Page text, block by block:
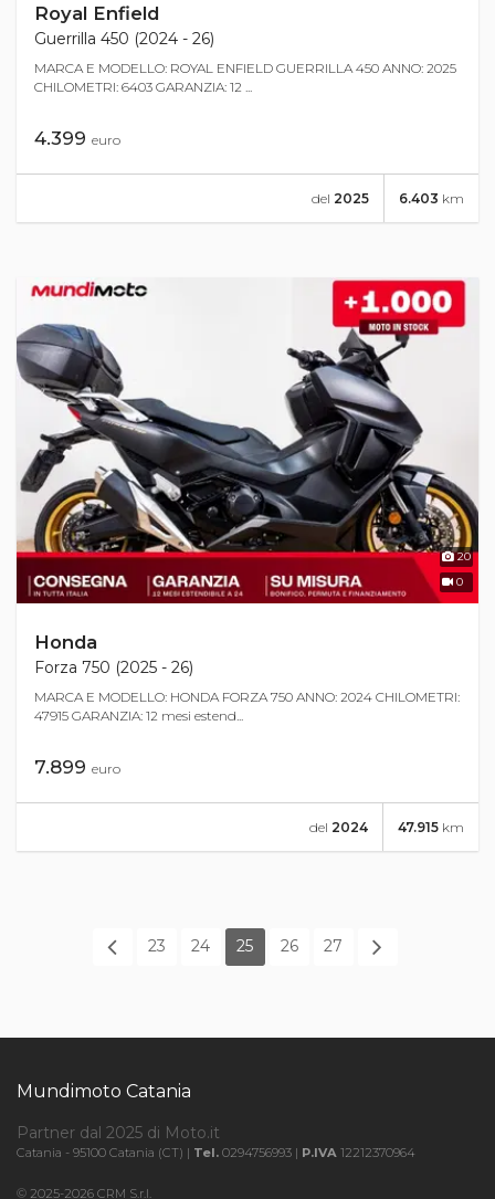
Royal Enfield
Guerrilla 450 (2024 - 26)
MARCA E MODELLO: ROYAL ENFIELD GUERRILLA 450 ANNO: 2025
CHILOMETRI: 6403 GARANZIA: 12 ...
4.399 euro
6.403 km
del 2025
20
0
Honda
Forza 750 (2025 - 26)
MARCA E MODELLO: HONDA FORZA 750 ANNO: 2024 CHILOMETRI:
47915 GARANZIA: 12 mesi estend...
7.899 euro
47.915 km
del 2024
23 24 25 26 27
Mundimoto Catania
Partner dal 2025 di Moto.it
Catania - 95100 Catania (CT) | Tel. 0294756993 | P.IVA 12212370964
© 2025-2026 CRM S.r.l.